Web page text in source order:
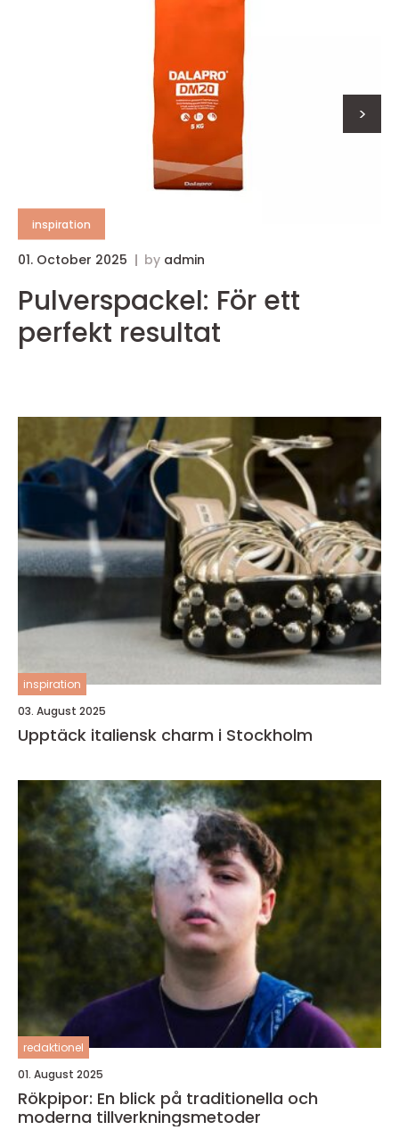
inspiration
01. October 2025 by admin
Pulverspackel: För ett
perfekt resultat
>
inspiration
03. August 2025
Upptäck italiensk charm i Stockholm
redaktionel
01. August 2025
Rökpipor: En blick på traditionella och
moderna tillverkningsmetoder